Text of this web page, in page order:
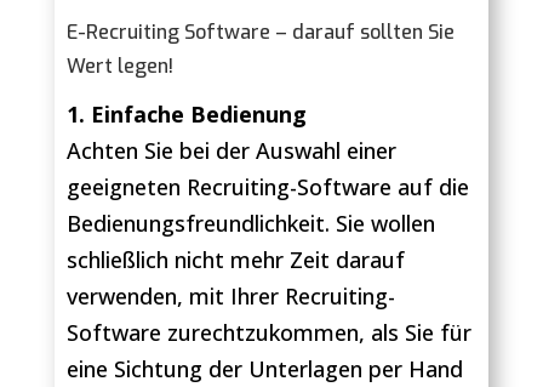
E-Recruiting Software – darauf sollten Sie
Wert legen!
1. Einfache Bedienung
Achten Sie bei der Auswahl einer
geeigneten Recruiting-Software auf die
Bedienungsfreundlichkeit. Sie wollen
schließlich nicht mehr Zeit darauf
verwenden, mit Ihrer Recruiting-
Software zurechtzukommen, als Sie für
eine Sichtung der Unterlagen per Hand